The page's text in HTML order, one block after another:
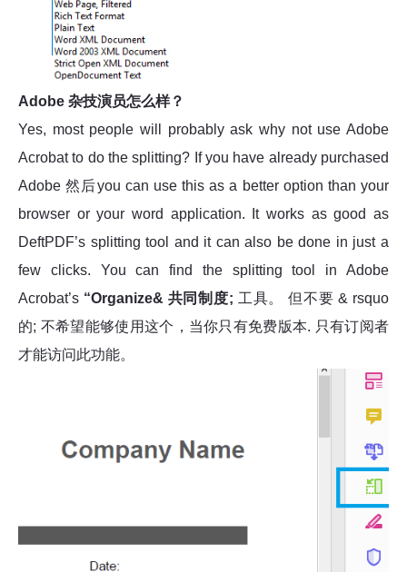
Adobe 杂技演员怎么样？
Yes, most people will probably ask why not use Adobe
Acrobat to do the splitting? If you have already purchased
Adobe 然后you can use this as a better option than your
browser or your word application. It works as good as
DeftPDF’s splitting tool and it can also be done in just a
few clicks. You can find the splitting tool in Adobe
Acrobat’s “Organize& 共同制度; 工具。 但不要 & rsquo
的; 不希望能够使用这个，当你只有免费版本. 只有订阅者
才能访问此功能。